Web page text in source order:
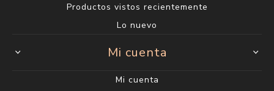
Productos vistos recientemente
Lo nuevo
Mi cuenta
Mi cuenta